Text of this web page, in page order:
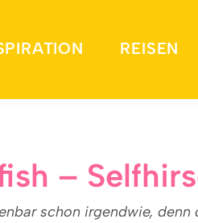
REISEN
–
schon irgendwie,